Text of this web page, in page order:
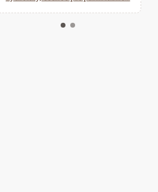
Kalendář událostí
Odebírejte náš newsletter